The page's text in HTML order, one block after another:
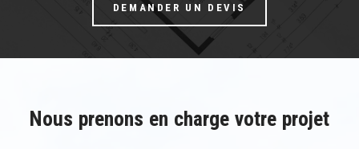
DEMANDER UN DEVIS
Nous prenons en charge votre projet